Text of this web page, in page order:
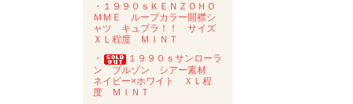
・１９９０ｓＫＥＮＺＯＨＯ
ＭＭＥ ループカラー開襟シ
ャツ キュプラ！！ サイズ
ＸＬ程度 ＭＩＮＴ
・
１９９０ｓサンローラ
ン ブルゾン シアー素材
ネイビー×ホワイト ＸＬ程
度 ＭＩＮＴ